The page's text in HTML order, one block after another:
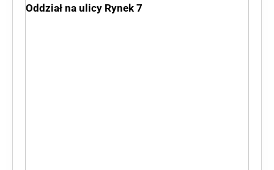
Oddział na ulicy Rynek 7